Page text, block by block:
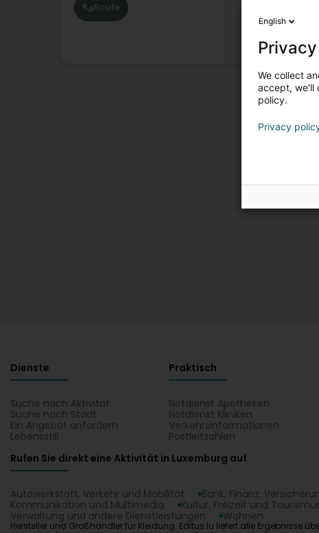
Route
Dienste
Suche nach Aktivität
Suche nach Stadt
Ein Angebot anfordern
Lebensstill
Praktisch
Notdienst Apotheken
Notdienst Kliniken
Verkehrsinformationen
Postleitzahlen
Rufen Sie direkt eine Aktivität in Luxemburg auf
Autowerkstatt, Verkehr und Mobilität Bank, Finanz,
Kommunikation und Multimedia
Kultur, Freizeit und
Verwaltung und andere Dienstleistungen
Wohnen
Hersteller und Großhändler für Kleidung: Editus.lu liefert alle Ergebnisse
English
We collect
accept, we'll
policy.
Privacy